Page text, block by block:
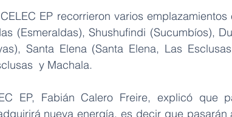
EP recorrieron varios emplazamientos
(Esmeraldas), Shushufindi (Sucumbíos),
Santa Elena (Santa Elena, Las
y Machala.
EP, Fabián Calero Freire, explicó que
nueva energía, es decir que